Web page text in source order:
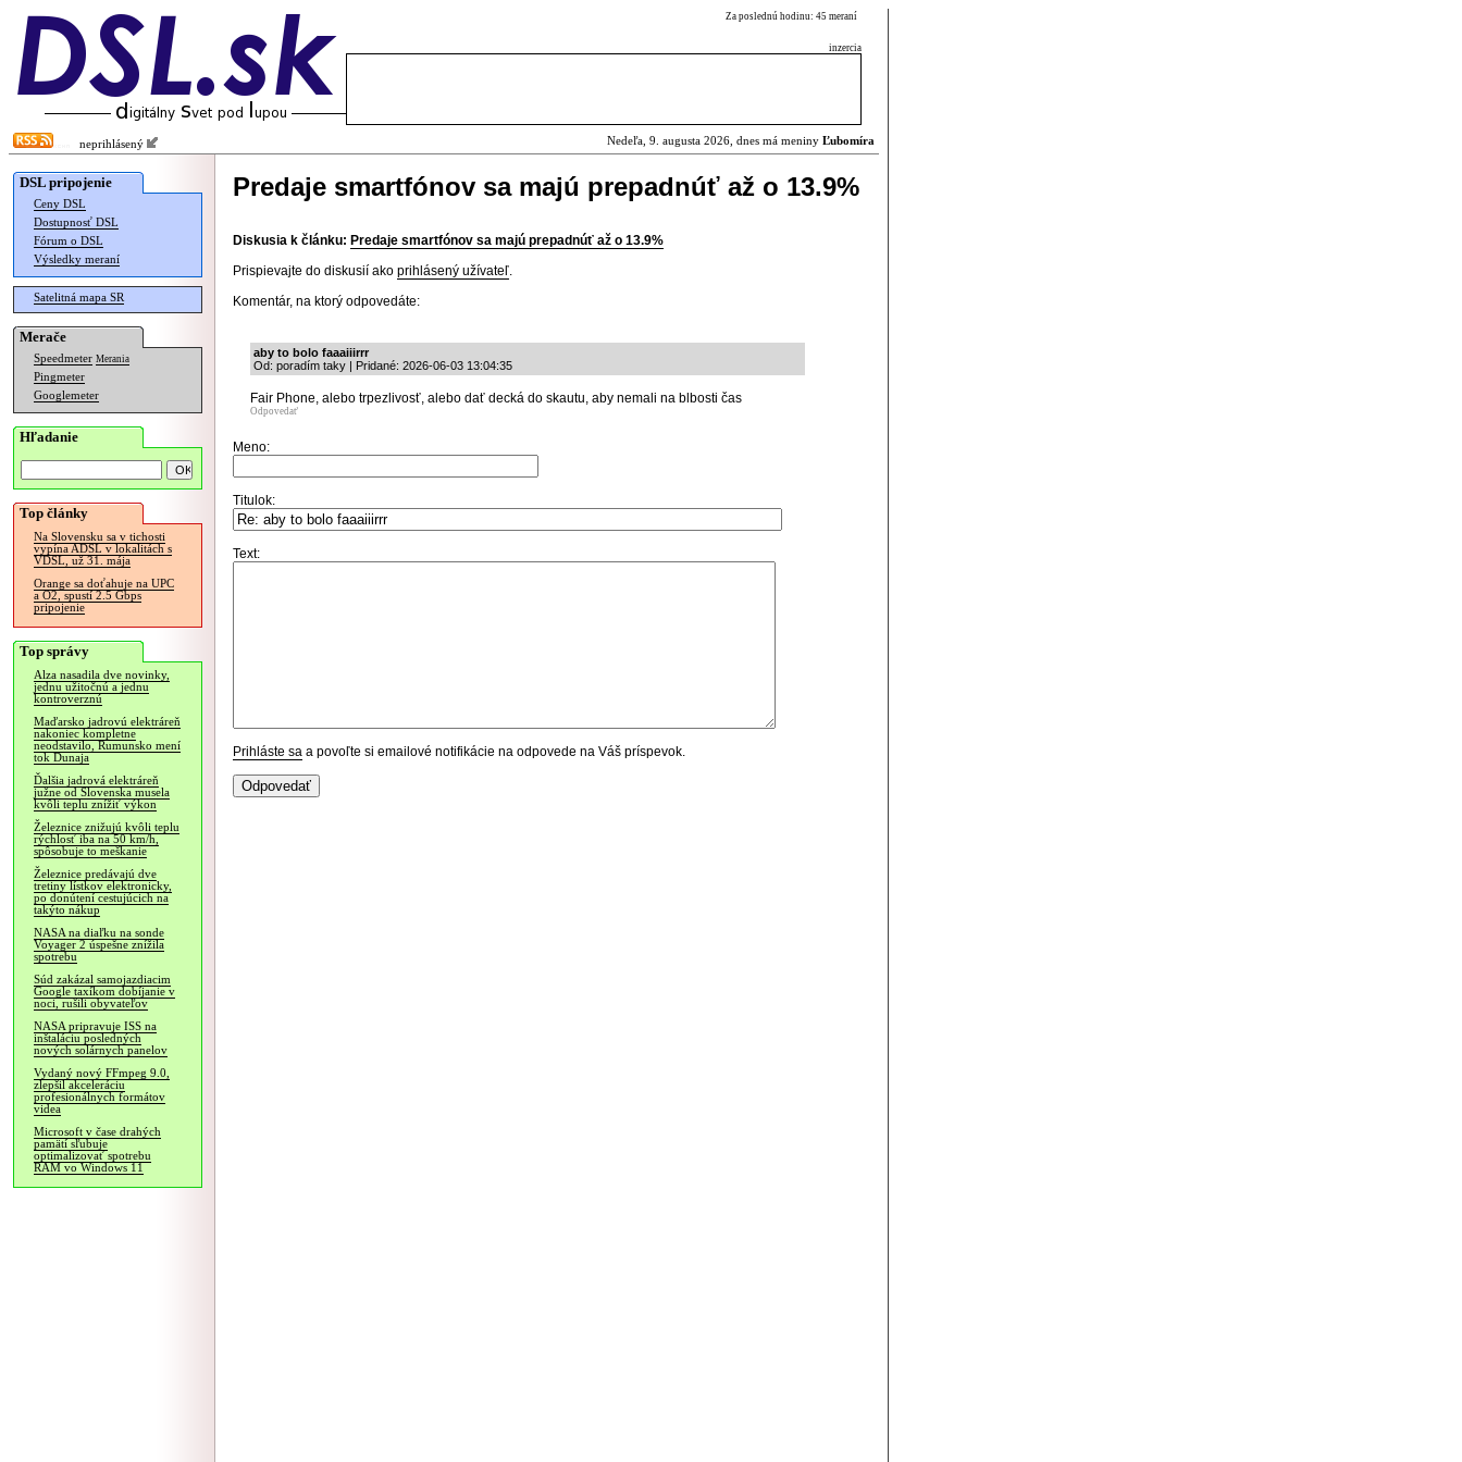
Za poslednú hodinu: 45 meraní
inzercia
neprihlásený Nedeľa, 9. augusta 2026, dnes má meniny Ľubomíra
DSL pripojenie
Ceny DSL
Dostupnosť DSL
Fórum o DSL
Výsledky meraní
Satelitná mapa SR
Merače
Speedmeter Merania
Pingmeter
Googlemeter
Hľadanie
Top články
Na Slovensku sa v tichosti
vypína ADSL v lokalitách s
VDSL, už 31. mája
Orange sa doťahuje na UPC
a O2, spustí 2.5 Gbps
pripojenie
Top správy
Alza nasadila dve novinky,
jednu užitočnú a jednu
kontroverznú
Maďarsko jadrovú elektráreň
nakoniec kompletne
neodstavilo, Rumunsko mení
tok Dunaja
Ďalšia jadrová elektráreň
južne od Slovenska musela
kvôli teplu znížiť výkon
Železnice znižujú kvôli teplu
rýchlosť iba na 50 km/h,
spôsobuje to meškanie
Železnice predávajú dve
tretiny lístkov elektronicky,
po donútení cestujúcich na
takýto nákup
NASA na diaľku na sonde
Voyager 2 úspešne znížila
spotrebu
Súd zakázal samojazdiacim
Google taxíkom dobíjanie v
noci, rušili obyvateľov
NASA pripravuje ISS na
inštaláciu posledných
nových solárnych panelov
Vydaný nový FFmpeg 9.0,
zlepšil akceleráciu
profesionálnych formátov
videa
Microsoft v čase drahých
pamätí sľubuje
optimalizovať spotrebu
RAM vo Windows 11
Predaje smartfónov sa majú prepadnúť až o 13.9%
Diskusia k článku: Predaje smartfónov sa majú prepadnúť až o 13.9%
Prispievajte do diskusií ako prihlásený užívateľ.
Komentár, na ktorý odpovedáte:
aby to bolo faaaiiirrr
Od: poradím taky | Pridané: 2026-06-03 13:04:35
Fair Phone, alebo trpezlivosť, alebo dať decká do skautu, aby nemali na blbosti čas
Odpovedať
Meno:
Titulok:
Text:
Prihláste sa a povoľte si emailové notifikácie na odpovede na Váš príspevok.